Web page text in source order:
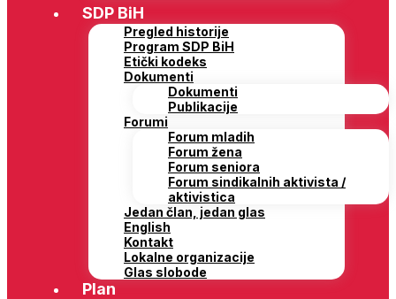
SDP BiH
Pregled historije
Program SDP BiH
Etički kodeks
Dokumenti
Dokumenti
Publikacije
Forumi
Forum mladih
Forum žena
Forum seniora
Forum sindikalnih aktivista /
aktivistica
Jedan član, jedan glas
English
Kontakt
Lokalne organizacije
Glas slobode
Plan